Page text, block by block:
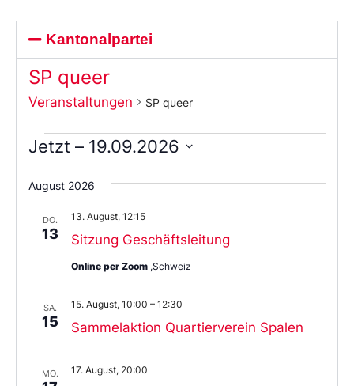
Kantonalpartei
SP queer
Veranstaltungen SP queer
Jetzt – 19.09.2026
Sie
das
aus.
August 2026
DO.
13 Sitzung Geschäftsleitung
13. August, 12:15
Online per Zoom ,Schweiz
SA.
15 Sammelaktion Quartierverein Spalen
15. August, 10:00 – 12:30
MO. 17. August, 20:00